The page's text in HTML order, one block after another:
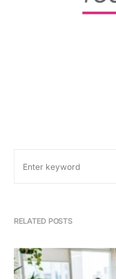
RELATED POSTS